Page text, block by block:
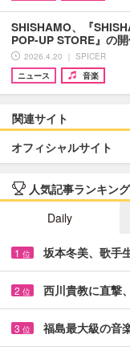
SHISHAMO、『
POP-UP STORE』の
2026.4.20 ｜ SPICER
ニュース
音楽
関連サイト
オフィシャルサイト
人気記事ランキング
Daily
1 位 坂本冬美、歌手
2 位 西川貴教に直撃
3 位 福島最大級の音